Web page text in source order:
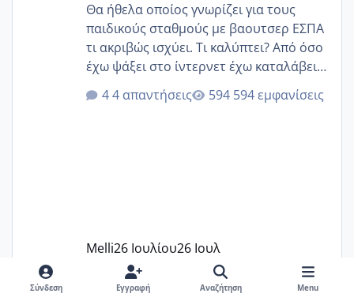
Θα ήθελα οποίος γνωρίζει για τους
παιδικούς σταθμούς με βαουτσερ ΕΣΠΑ
τι ακριβώς ισχύει. Τι καλύπτει? Από όσο
έχω ψάξει στο ίντερνετ έχω καταλάβει
ότι το βαουτσερ καλύπτει όλα τα
δίδακτρα και τα τροφεια του ιδιωτικού
Εγώ πήγα σε έναν ιδιωτικό παιδικό στ
4 απαντήσεις 594 εμφανίσεις
Melli26 Ιουλίου26 Ιουλ
Σύνδεση Εγγραφή Αναζήτηση Menu